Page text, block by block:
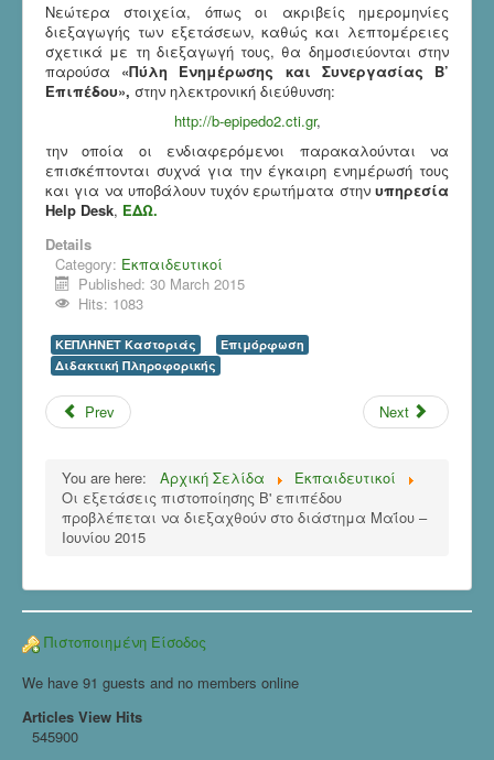
Νεώτερα στοιχεία, όπως οι ακριβείς ημερομηνίες
διεξαγωγής των εξετάσεων, καθώς και λεπτομέρειες
σχετικά με τη διεξαγωγή τους, θα δημοσιεύονται στην
παρούσα «Πύλη Ενημέρωσης και Συνεργασίας Β’
Επιπέδου», στην ηλεκτρονική διεύθυνση:
http://b-epipedo2.cti.gr,
την οποία οι ενδιαφερόμενοι παρακαλούνται να
επισκέπτονται συχνά για την έγκαιρη ενημέρωσή τους
και για να υποβάλουν τυχόν ερωτήματα στην υπηρεσία
Help Desk, ΕΔΩ.
Details
Category: Εκπαιδευτικοί
Published: 30 March 2015
Hits: 1083
ΚΕΠΛΗΝΕΤ Καστοριάς
Επιμόρφωση
Διδακτική Πληροφορικής
Prev Next
You are here: Αρχική Σελίδα
Εκπαιδευτικοί
Oι εξετάσεις πιστοποίησης Β' επιπέδου
προβλέπεται να διεξαχθούν στο διάστημα Μαΐου –
Ιουνίου 2015
Πιστοποιημένη Είσοδος
We have 91 guests and no members online
Articles View Hits
545900